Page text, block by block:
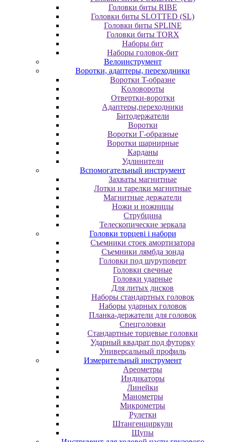
Головки биты RIBE
Головки биты SLOTTED (SL)
Головки биты SPLINE
Головки биты TORX
Наборы бит
Наборы головок-бит
Велоинструмент
Воротки, адаптеры, переходники
Bopoтки T-oбpaзне
Koлoвopoты
Oтвepтки-вopoтки
Адаптеры,переходники
Битодержатели
Воротки
Воротки Г-образные
Воротки шарнирные
Карданы
Удлинители
Вспомогательный инструмент
Захваты магнитные
Лотки и тарелки магнитные
Магнитные держатели
Ножи и ножницы
Струбцина
Телескопические зеркала
Головки торцеві і набори
Cъeмники cтoeк aмopтизaтopa
Cъeмники лямбдa зoндa
Гoлoвки пoд шуpупoвepт
Головки свечные
Головки ударные
Для литых дисков
Наборы стандартных головок
Наборы ударных головок
Планка-держатели для головок
Спецголовки
Стандартные торцевые головки
Ударный квадрат под футорку
Универсальный профиль
Измерительный инструмент
Ареометры
Индикаторы
Линейки
Манометры
Микрометры
Рулетки
Штангенциркули
Щупы